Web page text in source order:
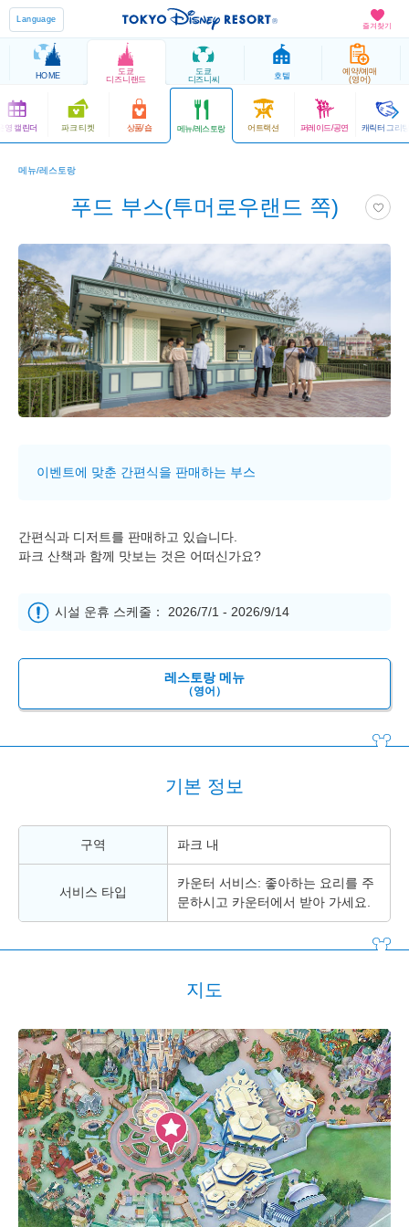
즐겨찾기
Language
HOME
도쿄
디즈니랜드
도쿄
디즈니씨
호텔
예약/예매
(영어)
영 캘린더 파크 티켓 상품/숍 메뉴/레스토랑 어트랙션 퍼레이드/공연 캐릭터 그리팅
메뉴/레스토랑
푸드 부스(투머로우랜드 쪽)
이벤트에 맞춘 간편식을 판매하는 부스
간편식과 디저트를 판매하고 있습니다.
파크 산책과 함께 맛보는 것은 어떠신가요?
시설 운휴 스케줄： 2026/7/1 - 2026/9/14
레스토랑 메뉴
（영어）
기본 정보
구역 파크 내
서비스 타입
카운터 서비스: 좋아하는 요리를 주
문하시고 카운터에서 받아 가세요.
지도